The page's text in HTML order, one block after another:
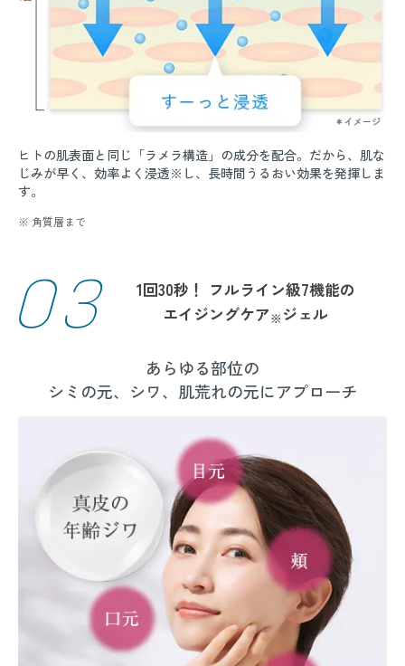
ヒトの肌表面と同じ「ラメラ構造」の成分を配合。だから、肌な
じみが早く、効率よく浸透※し、長時間うるおい効果を発揮しま
す。
※ 角質層まで
03 1回30秒！ フルライン級7機能の
エイジングケア※ ジェル
あらゆる部位の
シミの元、シワ、肌荒れの元にアプローチ